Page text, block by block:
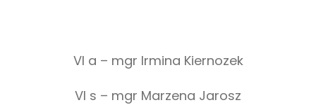
VI a – mgr Irmina Kiernozek
VI s – mgr Marzena Jarosz